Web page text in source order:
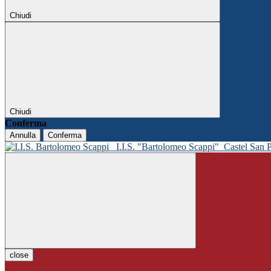
Chiudi
Chiudi
Conferma
Annulla Conferma
I.I.S. "Bartolomeo Scappi" Castel San
close